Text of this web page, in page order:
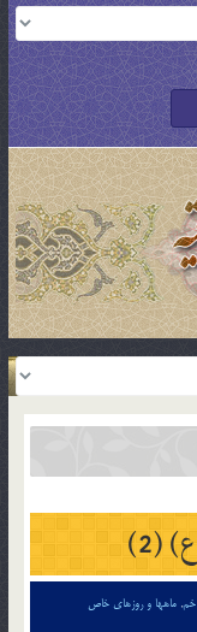
(2)
خم, ماهها و روزهای خاص